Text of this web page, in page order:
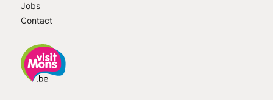
Jobs
Contact